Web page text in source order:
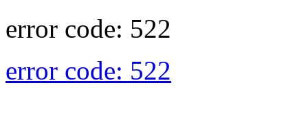
error code: 522
error code: 522